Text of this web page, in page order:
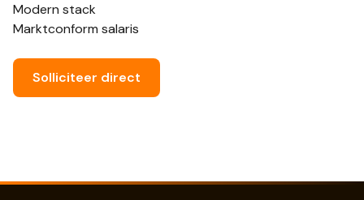
Modern stack
Marktconform salaris
Solliciteer direct